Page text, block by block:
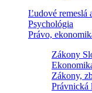
Ľudové remeslá
Psychológia
Právo,
Zákony
Zákony,
Právnická